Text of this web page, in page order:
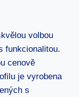
volbou
funkcionalitou.
cenově
je vyrobena
s